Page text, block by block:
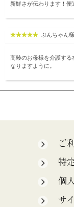
新鮮さが伝わります！便
ぶんちゃん様
高齢のお母様を介護す
なりますように。
ご
特
個
サ